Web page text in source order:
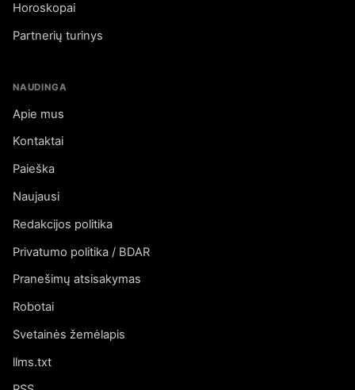
Horoskopai
Partnerių turinys
NAUDINGA
Apie mus
Kontaktai
Paieška
Naujausi
Redakcijos politika
Privatumo politika / BDAR
Pranešimų atsisakymas
Robotai
Svetainės žemėlapis
llms.txt